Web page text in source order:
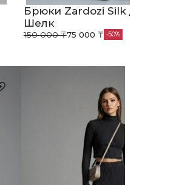
Брюки Zardozi Silk / Chiffon
Шелк
150 000 ₸75 000 ₸ 50